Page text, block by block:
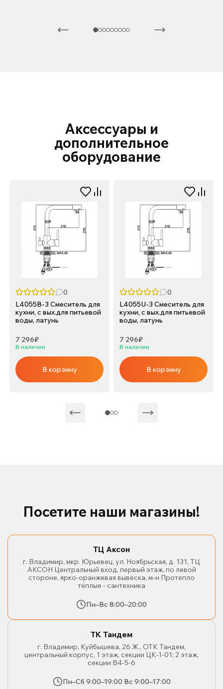
Аксессуары и
дополнительное
оборудование
0
L4055B-3 Смеситель для
кухни, с вых.для питьевой
воды, латунь
7 296₽
В наличии
В корзину
0
L4055U-3 Смеситель для
кухни, с вых.для питьевой
воды, латунь
7 296₽
В наличии
В корзину
Посетите наши магазины!
ТЦ Аксон
г. Владимир, мкр. Юрьевец, ул. Ноябрьская, д. 131, ТЦ
АКСОН Центральный вход, первый этаж, по левой
стороне, ярко-оранжевая вывеска, м-н Протепло
тёплые - сантехника
Пн–Вс 8:00–20:00
ТК Тандем
г. Владимир, Куйбышева, 26 Ж., ОТК Тандем,
центральный корпус, 1 этаж, секции ЦК-1-01; 2 этаж,
секции В4-5-6
Пн–Сб 9:00–19:00 Вс 9:00–17:00